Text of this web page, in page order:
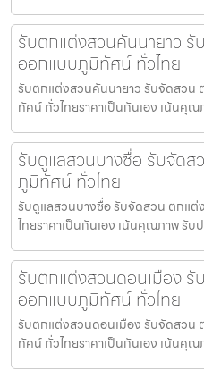
รับตกแต่งสวนคันนายาว
ออกแบบภูมิทัศน์ ทั่วไทย
รับตกแต่งสวนคันนายาว รับจัดสว
ทัศน์ ทั่วไทยราคาเป็นกันเอง เน้นคุ
รับดูแลสวนบางซื่อ รับจัด
ภูมิทัศน์ ทั่วไทย
รับดูแลสวนบางซื่อ รับจัดสวน ตกแ
ไทยราคาเป็นกันเอง เน้นคุณภาพ รับ
รับตกแต่งสวนดอนเมือง
ออกแบบภูมิทัศน์ ทั่วไทย
รับตกแต่งสวนดอนเมือง รับจัดสว
ทัศน์ ทั่วไทยราคาเป็นกันเอง เน้นคุ